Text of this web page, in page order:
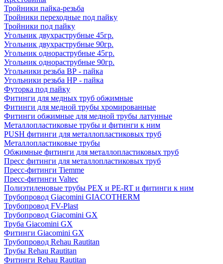
Тройники пайка-резьба
Тройники переходные под пайку
Тройники под пайку
Угольник двухраструбные 45гр.
Угольник двухраструбные 90гр.
Угольник однораструбные 45гр.
Угольник однораструбные 90гр.
Угольники резьба ВР - пайка
Угольники резьба НР - пайка
Футорка под пайку
Фитинги для медных труб обжимные
Фитинги для медной трубы хромированные
Фитинги обжимные для медной трубы латунные
Металлопластиковые трубы и фитинги к ним
PUSH фитинги для металлопластиковых труб
Металлопластиковые трубы
Обжимные фитинги для металлопластиковых труб
Пресс фитинги для металлопластиковых труб
Пресс-фитинги Tiemme
Пресс-фитинги Valtec
Полиэтиленовые трубы PEX и PE-RT и фитинги к ним
Трубопровод Giacomini GIACOTHERM
Трубопровод FV-Plast
Трубопровод Giacomini GX
Труба Giacomini GX
Фитинги Giacomini GX
Трубопровод Rehau Rautitan
Трубы Rehau Rautitan
Фитинги Rehau Rautitan